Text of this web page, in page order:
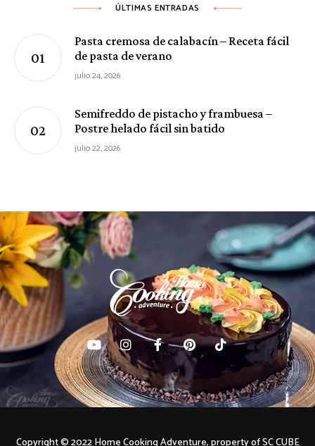
ÚLTIMAS ENTRADAS
Pasta cremosa de calabacín – Receta fácil
de pasta de verano
julio 24, 2026
Semifreddo de pistacho y frambuesa –
Postre helado fácil sin batido
julio 22, 2026